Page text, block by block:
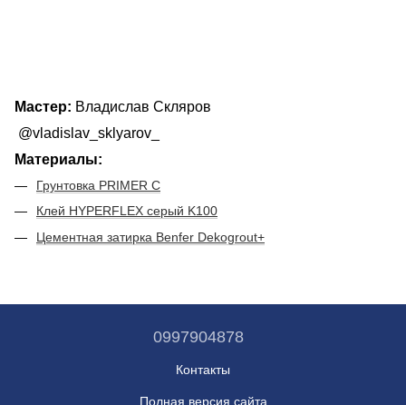
Мастер: Владислав Скляров
@vladislav_sklyarov_
Материалы:
Грунтовка PRIMER C
Клей HYPERFLEX серый K100
Цементная затирка Benfer Dekogrout+
0997904878
Контакты
Полная версия сайта